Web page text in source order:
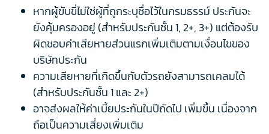
หากผู้ขับขี่ไม่ใช่ผู้ที่ถูกระบุชื่อไว้ในกรมธรรม์ ประกันจะ
ยังคุ้มครองอยู่ (สำหรับประกันชั้น 1, 2+, 3+) แต่ต้องรับ
ผิดชอบค่าเสียหายส่วนแรกเพิ่มเติมตามเงื่อนไขของ
บริษัทประกัน
ความเสียหายที่เกิดขึ้นกับตัวรถยังสามารถเคลมได้
(สำหรับประกันชั้น 1 และ 2+)
อาจส่งผลให้ค่าเบี้ยประกันในปีถัดไป เพิ่มขึ้น เนื่องจาก
ถือเป็นความเสี่ยงเพิ่มเติม